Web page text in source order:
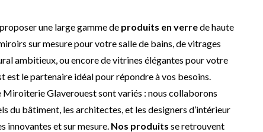
une large gamme de produits en verrede haute
sur mesure pour votre salle de bains, de vitrages
ambitieux, ou encore de vitrines élégantes pour votre
le partenaire idéal pour répondre à vos besoins.
Miroiterie Glaverouest sont variés : nous collaborons
du bâtiment, les architectes, et les designers d’intérieur
innovantes et sur mesure. Nos produits se retrouvent